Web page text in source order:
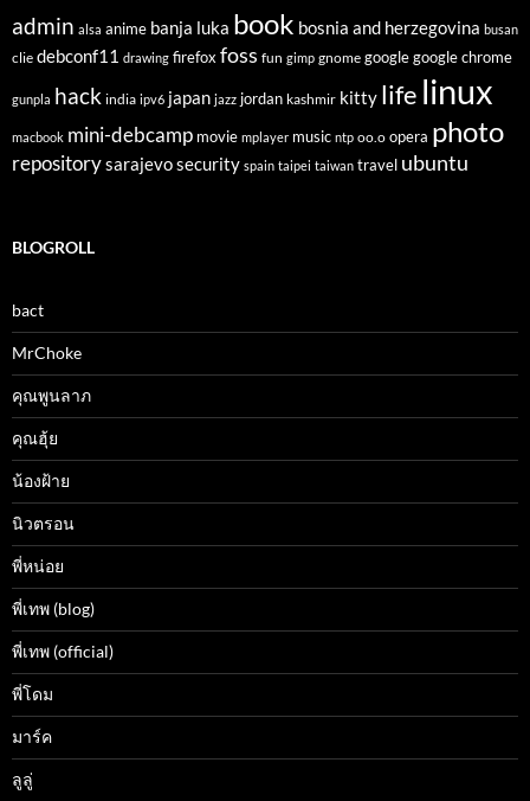
admin alsa anime banja luka book bosnia and herzegovina busan
clie debconf11 drawing firefoxfoss fun gimp gnome google google chrome
gunpla hack india ipv6 japan jazz jordan kashmir kitty life linux
macbook mini-debcamp movie mplayer music ntp oo.o opera photo
repositorysarajevosecurity spain taipei taiwan travel ubuntu
BLOGROLL
bact
MrChoke
คุณพูนลาภ
คุณฮุ้ย
น้องฝ้าย
นิวตรอน
พี่หน่อย
พี่เทพ (blog)
พี่เทพ (official)
พี่โดม
มาร์ค
ลูลู่